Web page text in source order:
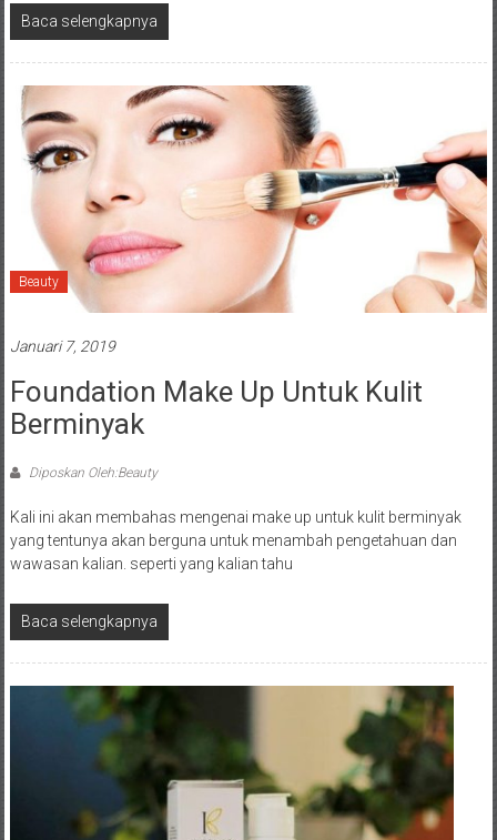
Baca selengkapnya
Beauty
Januari 7, 2019
Foundation Make Up Untuk Kulit
Berminyak
Diposkan Oleh:Beauty
Kali ini akan membahas mengenai make up untuk kulit berminyak
yang tentunya akan berguna untuk menambah pengetahuan dan
wawasan kalian. seperti yang kalian tahu
Baca selengkapnya